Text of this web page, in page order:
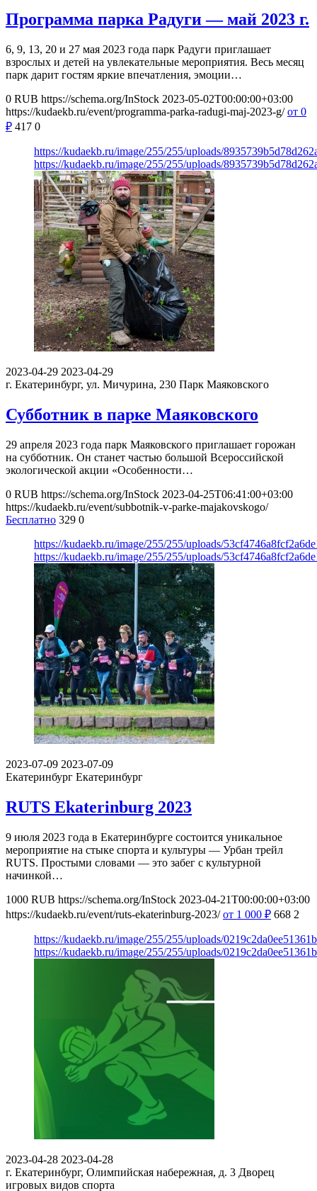
Программа парка Радуги — май 2023 г.
6, 9, 13, 20 и 27 мая 2023 года парк Радуги приглашает
взрослых и детей на увлекательные мероприятия. Весь месяц
парк дарит гостям яркие впечатления, эмоции…
0 RUB https://schema.org/InStock 2023-05-02T00:00:00+03:00
https://kudaekb.ru/event/programma-parka-radugi-maj-2023-g/ от 0
₽ 417 0
https://kudaekb.ru/image/255/255/uploads/
https://kudaekb.ru/image/255/255/uploads/
2023-04-29 2023-04-29
г. Екатеринбург, ул. Мичурина, 230 Парк Маяковского
Субботник в парке Маяковского
29 апреля 2023 года парк Маяковского приглашает горожан
на субботник. Он станет частью большой Всероссийской
экологической акции «Особенности…
0 RUB https://schema.org/InStock 2023-04-25T06:41:00+03:00
https://kudaekb.ru/event/subbotnik-v-parke-majakovskogo/
Бесплатно 329 0
https://kudaekb.ru/image/255/255/uploads/
https://kudaekb.ru/image/255/255/uploads/
2023-07-09 2023-07-09
Екатеринбург Екатеринбург
RUTS Ekaterinburg 2023
9 июля 2023 года в Екатеринбурге состоится уникальное
мероприятие на стыке спорта и культуры — Урбан трейл
RUTS. Простыми словами — это забег с культурной
начинкой…
1000 RUB https://schema.org/InStock 2023-04-21T00:00:00+03:00
https://kudaekb.ru/event/ruts-ekaterinburg-2023/ от 1 000 ₽ 668 2
https://kudaekb.ru/image/255/255/uploads/
https://kudaekb.ru/image/255/255/uploads/
2023-04-28 2023-04-28
г. Екатеринбург, Олимпийская набережная, д. 3 Дворец
игровых видов спорта